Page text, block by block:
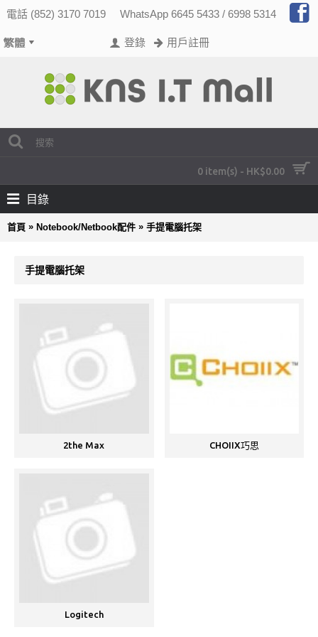
電話 (852) 3170 7019 WhatsApp 6645 5433 / 6998 5314
登錄 用戶註冊
0 item(s) - HK$0.00
目錄
首頁 » Notebook/Netbook配件 » 手提電腦托架
手提電腦托架
2the Max CHOIIX巧思
Logitech